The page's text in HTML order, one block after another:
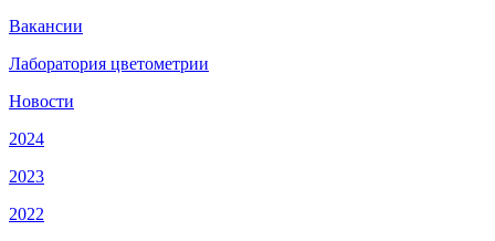
Вакансии
Лаборатория цветометрии
Новости
2024
2023
2022